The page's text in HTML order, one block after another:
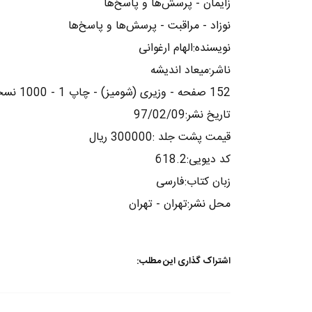
زایمان - پرسش‌ها و پاسخ‌ها
نوزاد - مراقبت - پرسش‌ها و پاسخ‌ها
نویسنده:الهام ارغوانی
ناشر:میعاد اندیشه
152 صفحه - وزیری (شومیز) - چاپ 1 - 1000 نسخه
تاریخ نشر:97/02/09
قیمت پشت جلد :300000 ریال
کد دیویی:618.2
زبان کتاب:فارسی
محل نشر:تهران - تهران
اشتراک گذاری این مطلب: